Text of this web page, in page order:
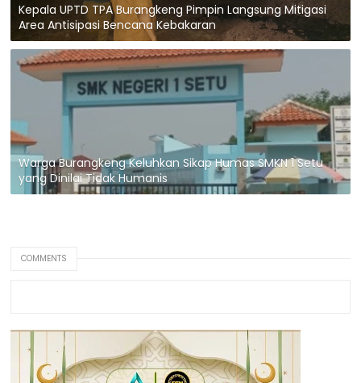
Kepala UPTD TPA Burangkeng Pimpin Langsung Mitigasi
Area Antisipasi Bencana Kebakaran
Warga Burangkeng Keluhkan Sikap Humas SMKN 1 Setu
yang Dinilai Tidak Humanis
COMMENTS